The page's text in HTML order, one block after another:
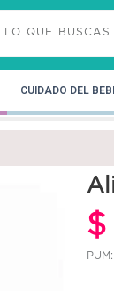
CUIDADO DEL
$